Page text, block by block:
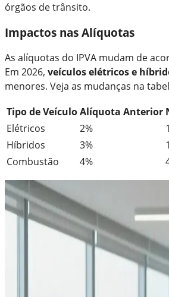
órgãos de trânsito.
Impactos nas Alíquotas
As alíquotas do IPVA mudam de
Em 2026, veículos elétricos e
menores. Veja as mudanças na
Tipo de VeículoAlíquota Anterior
Elétricos
2%
Híbridos
3%
Combustão
4%